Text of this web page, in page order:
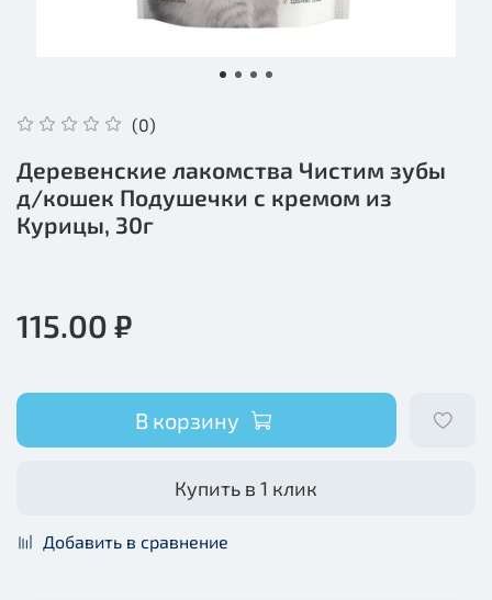
(0)
Деревенские лакомства Чистим зубы
д/кошек Подушечки с кремом из
Курицы, 30г
115.00 ₽
В корзину
Купить в 1 клик
Добавить в сравнение